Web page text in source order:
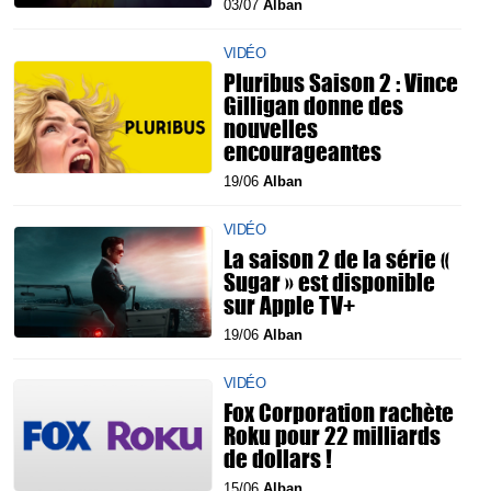
03/07 Alban
VIDÉO
Pluribus Saison 2 : Vince
Gilligan donne des
nouvelles
encourageantes
19/06 Alban
VIDÉO
La saison 2 de la série «
Sugar » est disponible
sur Apple TV+
19/06 Alban
VIDÉO
Fox Corporation rachète
Roku pour 22 milliards
de dollars !